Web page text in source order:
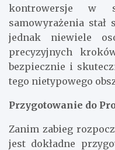
kontrowersje w
samowyrażenia stał
jednak niewiele
precyzyjnych
bezpiecznie i
tego nietypowego
Przygotowanie do
Zanim zabieg
jest dokładne